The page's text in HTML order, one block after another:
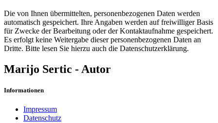
Die von Ihnen übermittelten, personenbezogenen Daten werden
automatisch gespeichert. Ihre Angaben werden auf freiwilliger Basis
für Zwecke der Bearbeitung oder der Kontaktaufnahme gespeichert.
Es erfolgt keine Weitergabe dieser personenbezogenen Daten an
Dritte. Bitte lesen Sie hierzu auch die Datenschutzerklärung.
Marijo Sertic - Autor
Informationen
Impressum
Datenschutz